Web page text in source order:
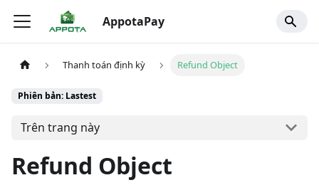
AppotaPay
Thanh toán định kỳ Refund Object
Phiên bản: Lastest
Trên trang này
Refund Object